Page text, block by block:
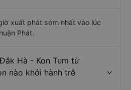
xuất phát sớm nhất vào lúc
Phát.
Hà - Kon Tum từ
nào khởi hành trễ